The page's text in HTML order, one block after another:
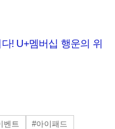
! U+멤버십 행운의 위
벤트
#아이패드